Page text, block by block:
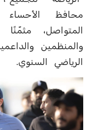
محافظ
المتواصل،
والمنظمين
الرياضي السنوي.